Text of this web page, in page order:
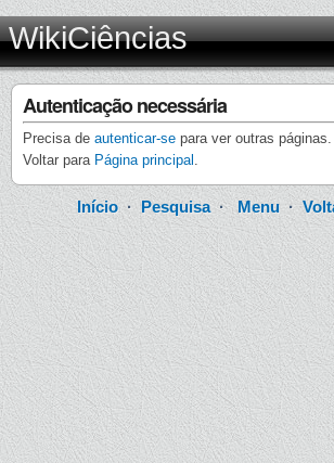
WikiCiências
Autenticação necessária
Precisa de autenticar-se para ver outras páginas.
Voltar para Página principal .
Início · Pesquisa·Menu ·